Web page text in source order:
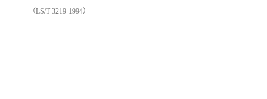
（LS/T 3219-1994）